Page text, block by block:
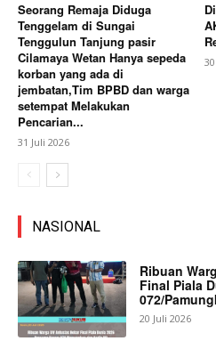
Seorang Remaja Diduga
Tenggelam di Sungai
Tenggulun Tanjung pasir
Cilamaya Wetan Hanya sepeda
korban yang ada di
jembatan,Tim BPBD dan warga
setempat Melakukan
Pencarian...
31 Juli 2026
NASIONAL
Ribuan
Final Piala
072/
20 Juli 2026